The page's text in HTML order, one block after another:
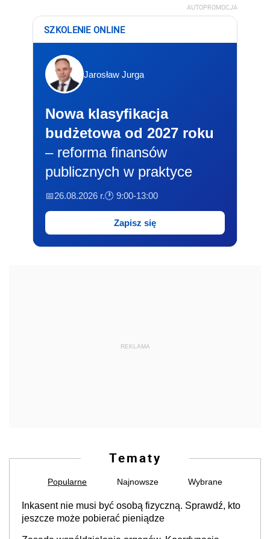
AUTOPROMOCJA
SZKOLENIE ONLINE
Jarosław Jurga
Nowa klasyfikacja
budżetowa od 2027 roku
– reforma finansów
publicznych w praktyce
📅26.08.2026 r.🕐 9:00-13:00
Zapisz się
REKLAMA
Tematy
Popularne Najnowsze Wybrane
Inkasent nie musi być osobą fizyczną. Sprawdź, kto
jeszcze może pobierać pieniądze